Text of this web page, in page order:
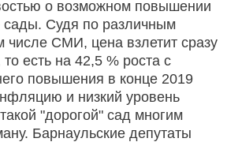
о возможном повышении
сады. Судя по различным
числе СМИ, цена взлетит сразу
есть на 42,5 % роста с
повышения в конце 2019
и низкий уровень
"дорогой" сад многим
Барнаульские депутаты